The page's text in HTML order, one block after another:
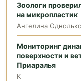
Зоологи
на микропластик
Ангелина Однолько
Мониторинг
поверхности и
Приаралья
K